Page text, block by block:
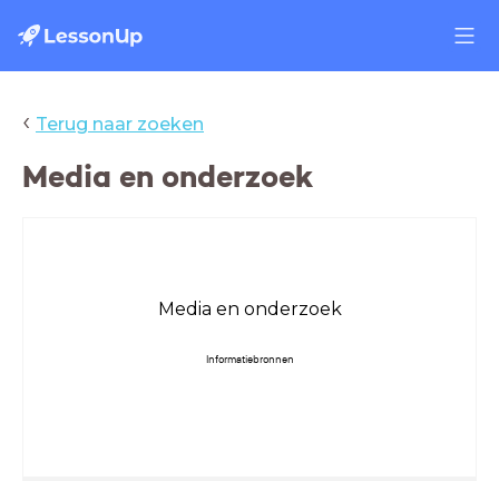
‹ Terug naar zoeken
Media en onderzoek
Media en onderzoek
Informatiebronnen